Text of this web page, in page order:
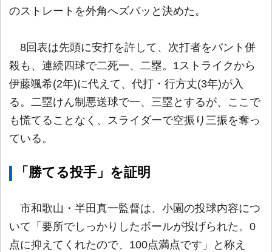
のストレートを外角へズバッと決めた。
8回表は先頭に安打を許して、次打者をバント併
殺も、連続四球で二死一、二塁。1ストライクから
伊藤颯希(2年)に代えて、代打・行方丈(3年)が入
る。二塁けん制悪送球で一、三塁とするが、ここで
も慌てることなく、スライダーで空振り三振を奪っ
ている。
「勝てる投手」を証明
市和歌山・半田真一監督は、小園の投球内容につ
いて「要所でしっかりしたボールが投げられた。0
点に抑えてくれたので、100点満点です」と称え